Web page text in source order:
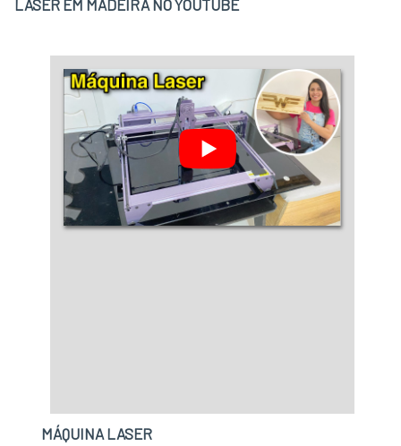
experientes..
fábricas brasileiras d....
LASER EM MADEIRA NO YOUTUBE
MÁQUINA LASER